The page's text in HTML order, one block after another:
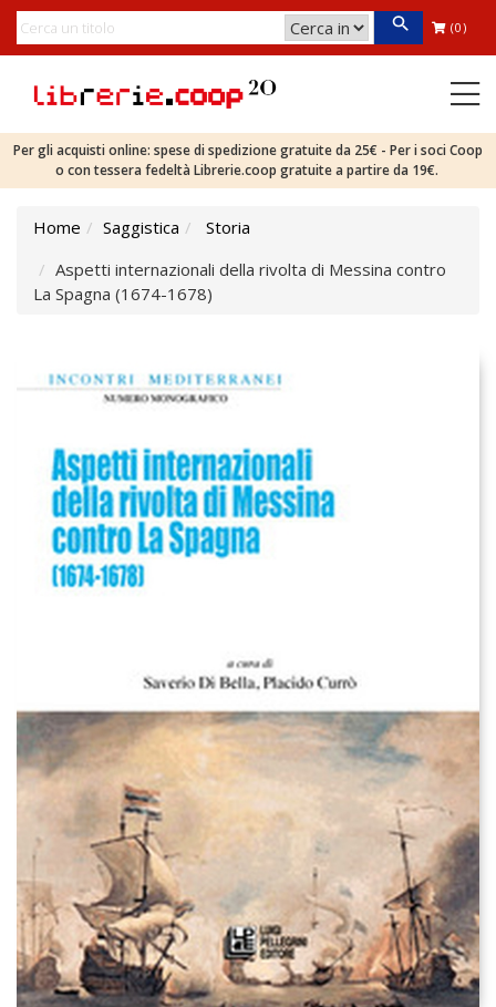
(0)
Per gli acquisti online: spese di spedizione gratuite da 25€ - Per i soci Coop
o con tessera fedeltà Librerie.coop gratuite a partire da 19€.
Home Saggistica
Storia
Aspetti internazionali della rivolta di Messina contro
La Spagna (1674-1678)